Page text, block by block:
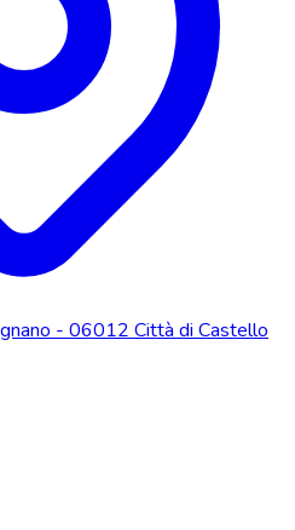
- 06012 Città di Castello